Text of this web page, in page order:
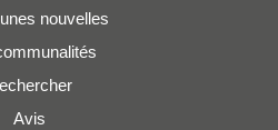
nouvelles
Avis